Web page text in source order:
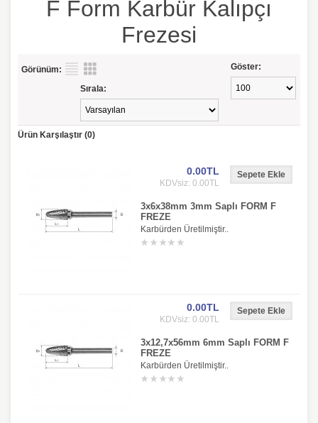
F Form Karbür Kalıpçı
Frezesi
Görünüm: Göster:
Sırala:
Ürün Karşılaştır (0)
0.00TL
KDVsiz: 0.00TL
3x6x38mm 3mm Saplı FORM F
FREZE
Karbürden Üretilmiştir..
0.00TL
KDVsiz: 0.00TL
3x12,7x56mm 6mm Saplı FORM F
FREZE
Karbürden Üretilmiştir..